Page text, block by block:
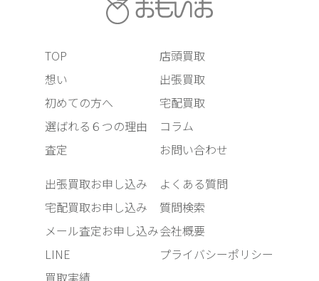
TOP
想い
初めての方へ
選ばれる６つの理由
査定
店頭買取
出張買取
宅配買取
コラム
お問い合わせ
出張買取お申し込み
宅配買取お申し込み
メール査定お申し込み
LINE
よくある質問
質問検索
会社概要
プライバシーポリシー